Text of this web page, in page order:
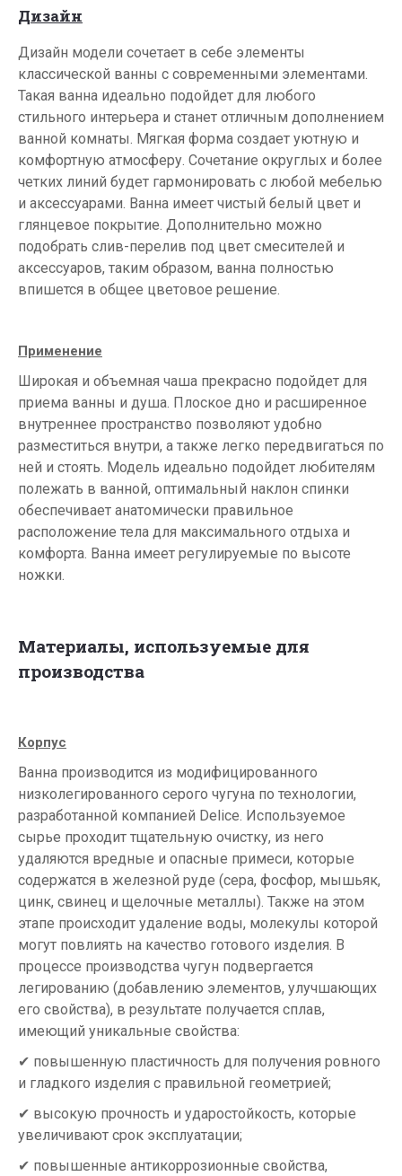
Дизайн
Дизайн модели сочетает в себе элементы
классической ванны с современными элементами.
Такая ванна идеально подойдет для любого
стильного интерьера и станет отличным дополнением
ванной комнаты. Мягкая форма создает уютную и
комфортную атмосферу. Сочетание округлых и более
четких линий будет гармонировать с любой мебелью
и аксессуарами. Ванна имеет чистый белый цвет и
глянцевое покрытие. Дополнительно можно
подобрать слив-перелив под цвет смесителей и
аксессуаров, таким образом, ванна полностью
впишется в общее цветовое решение.
Применение
Широкая и объемная чаша прекрасно подойдет для
приема ванны и душа. Плоское дно и расширенное
внутреннее пространство позволяют удобно
разместиться внутри, а также легко передвигаться по
ней и стоять. Модель идеально подойдет любителям
полежать в ванной, оптимальный наклон спинки
обеспечивает анатомически правильное
расположение тела для максимального отдыха и
комфорта. Ванна имеет регулируемые по высоте
ножки.
Материалы, используемые для
производства
Корпус
Ванна производится из модифицированного
низколегированного серого чугуна по технологии,
разработанной компанией Delice. Используемое
сырье проходит тщательную очистку, из него
удаляются вредные и опасные примеси, которые
содержатся в железной руде (сера, фосфор, мышьяк,
цинк, свинец и щелочные металлы). Также на этом
этапе происходит удаление воды, молекулы которой
могут повлиять на качество готового изделия. В
процессе производства чугун подвергается
легированию (добавлению элементов, улучшающих
его свойства), в результате получается сплав,
имеющий уникальные свойства:
✔ повышенную пластичность для получения ровного
и гладкого изделия с правильной геометрией;
✔ высокую прочность и ударостойкость, которые
увеличивают срок эксплуатации;
✔ повышенные антикоррозионные свойства,